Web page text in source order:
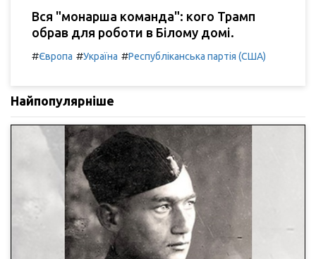
Вся "монарша команда": кого Трамп
обрав для роботи в Білому домі.
#Європа #Україна #Республіканська партія (США)
Найпопулярніше